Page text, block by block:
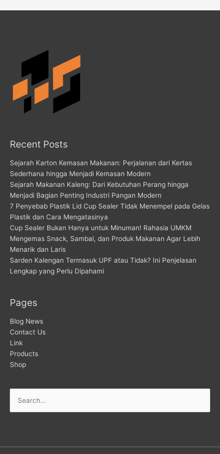
Recent Posts
Sejarah Karton Kemasan Makanan: Perjalanan dari Kertas
Sederhana hingga Menjadi Kemasan Modern
Sejarah Makanan Kaleng: Dari Kebutuhan Perang hingga
Menjadi Bagian Penting Industri Pangan Modern
7 Penyebab Plastik Lid Cup Sealer Tidak Menempel pada Gelas
Plastik dan Cara Mengatasinya
Cup Sealer Bukan Hanya untuk Minuman! Rahasia UMKM
Mengemas Snack, Sambal, dan Produk Makanan Agar Lebih
Menarik dan Laris
Sarden Kalengan Termasuk UPF atau Tidak? Ini Penjelasan
Lengkap yang Perlu Dipahami
Pages
Blog News
Contact Us
Link
Products
Shop